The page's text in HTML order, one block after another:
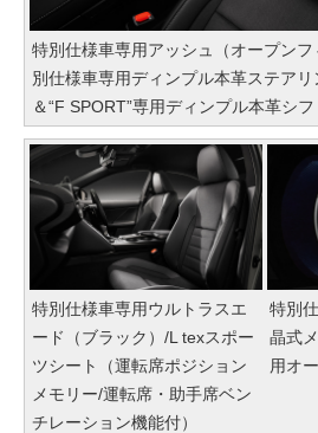
特別仕様車専用アッシュ（オープン
別仕様車専用ディンプル本革ステアリ
＆“F SPORT”専用ディンプル本革シ
特別仕様車専用ウルトラスエ
ード（ブラック）/L texスポー
ツシート（運転席ポジション
メモリー/運転席・助手席ベン
チレーション機能付）
特別
晶式
用オ